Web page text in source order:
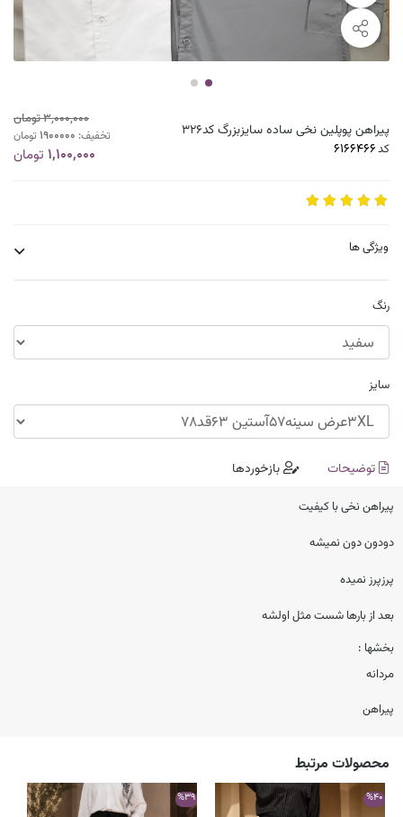
پیراهن پوپلین نخی ساده سایزبزرگ کد۳۲۶
کد
3,000,000تومان
تخفیف: 1900000 تومان
1,100,000 تومان
ویژگی ها
رنگ
سایز
توضیحات بازخوردها
پیراهن نخی با کیفیت
دودون دون نمیشه
پرزپرز نمیده
بعد از بارها شست مثل اولشه
بخشها :
مردانه
پیراهن
محصولات مرتبط
%40
%39